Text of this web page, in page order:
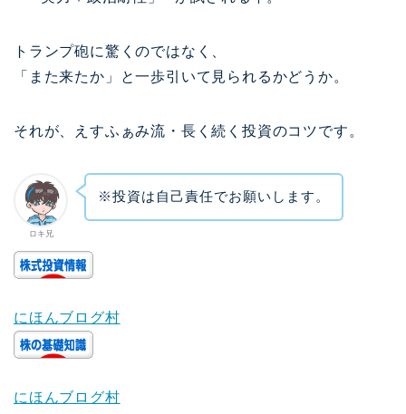
トランプ砲に驚くのではなく、
「また来たか」と一歩引いて見られるかどうか。
それが、えすふぁみ流・長く続く投資のコツです。
ロキ兄
※投資は自己責任でお願いします。
にほんブログ村
にほんブログ村